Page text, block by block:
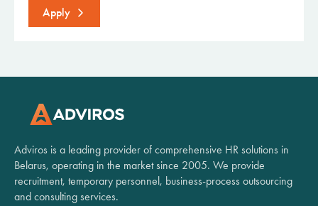
Apply
Adviros is a leading provider of comprehensive HR solutions in
Belarus, operating in the market since 2005. We provide
recruitment, temporary personnel, business-process outsourcing
and consulting services.